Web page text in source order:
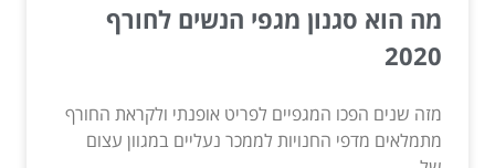
מה הוא סגנון מגפי הנשים לחורף
2020
מזה שנים הפכו המגפיים לפריט אופנתי ולקראת החורף
מתמלאים מדפי החנויות לממכר נעליים במגוון עצום